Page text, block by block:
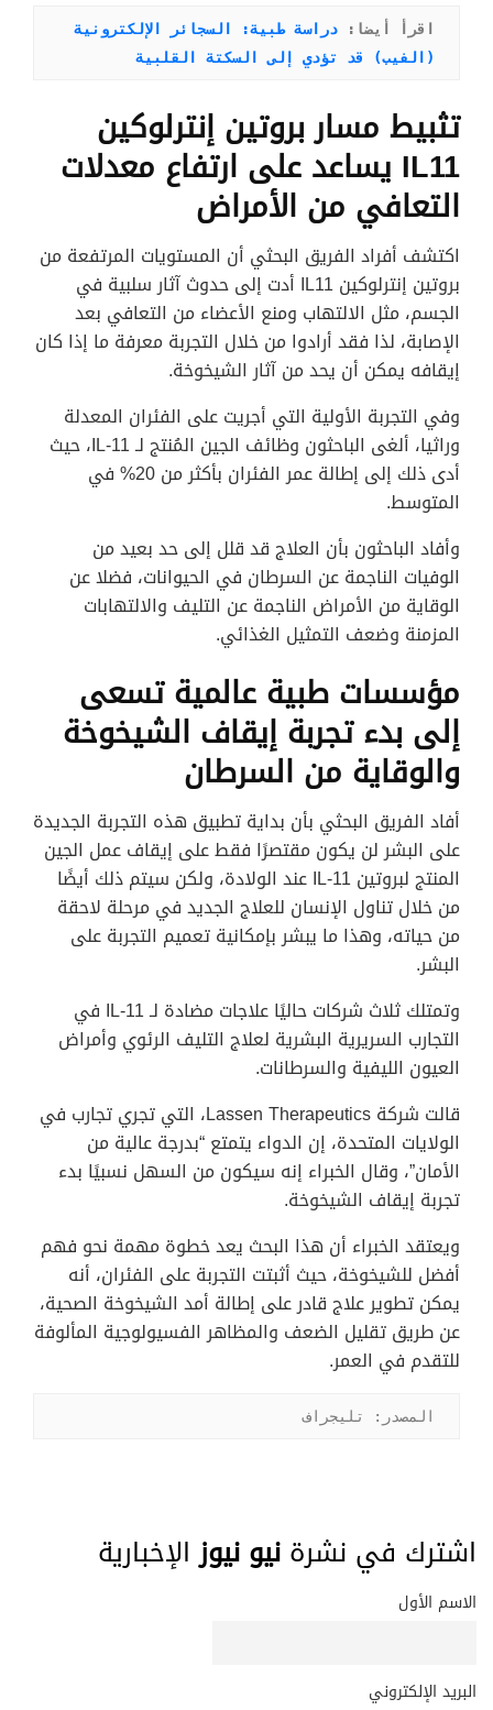
اقرأ أيضا:
دراسة طبية: السجائر الإلكترونية
(الفيب) قد تؤدي إلى السكتة القلبية
تثبيط مسار بروتين إنترلوكين
IL11 يساعد على ارتفاع معدلات
التعافي من الأمراض
اكتشف أفراد الفريق البحثي أن المستويات المرتفعة من
بروتين إنترلوكين IL11 أدت إلى حدوث آثار سلبية في
الجسم، مثل الالتهاب ومنع الأعضاء من التعافي بعد
الإصابة، لذا فقد أرادوا من خلال التجربة معرفة ما إذا كان
إيقافه يمكن أن يحد من آثار الشيخوخة.
وفي التجربة الأولية التي أجريت على الفئران المعدلة
وراثيا، ألغى الباحثون وظائف الجين المُنتج لـ IL-11، حيث
أدى ذلك إلى إطالة عمر الفئران بأكثر من 20% في
المتوسط.
وأفاد الباحثون بأن العلاج قد قلل إلى حد بعيد من
الوفيات الناجمة عن السرطان في الحيوانات، فضلا عن
الوقاية من الأمراض الناجمة عن التليف والالتهابات
المزمنة وضعف التمثيل الغذائي.
مؤسسات طبية عالمية تسعى
إلى بدء تجربة إيقاف الشيخوخة
والوقاية من السرطان
أفاد الفريق البحثي بأن بداية تطبيق هذه التجربة الجديدة
على البشر لن يكون مقتصرًا فقط على إيقاف عمل الجين
المنتج لبروتين IL-11 عند الولادة، ولكن سيتم ذلك أيضًا
من خلال تناول الإنسان للعلاج الجديد في مرحلة لاحقة
من حياته، وهذا ما يبشر بإمكانية تعميم التجربة على
البشر.
وتمتلك ثلاث شركات حاليًا علاجات مضادة لـ IL-11 في
التجارب السريرية البشرية لعلاج التليف الرئوي وأمراض
العيون الليفية والسرطانات.
قالت شركة Lassen Therapeutics، التي تجري تجارب في
الولايات المتحدة، إن الدواء يتمتع “بدرجة عالية من
الأمان”، وقال الخبراء إنه سيكون من السهل نسبيًا بدء
تجربة إيقاف الشيخوخة.
ويعتقد الخبراء أن هذا البحث يعد خطوة مهمة نحو فهم
أفضل للشيخوخة، حيث أثبتت التجربة على الفئران، أنه
يمكن تطوير علاج قادر على إطالة أمد الشيخوخة الصحية،
عن طريق تقليل الضعف والمظاهر الفسيولوجية المألوفة
للتقدم في العمر.
المصدر: تليجراف
اشترك في نشرةنيو نيوزالإخبارية
الاسم الأول
البريد الإلكتروني